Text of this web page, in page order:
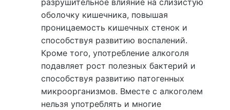
разрушительное влияние на слизистую
оболочку кишечника, повышая
проницаемость кишечных стенок и
способствуя развитию воспалений.
Кроме того, употребление алкоголя
подавляет рост полезных бактерий и
способствуя развитию патогенных
микроорганизмов. Вместе с алкоголем
нельзя употреблять и многие